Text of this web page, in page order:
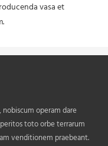
vasa et
operam dare
toto orbe terrarum
venditionem praebeant.